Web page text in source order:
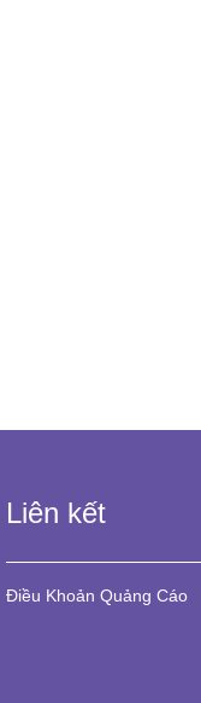
Liên kết
Điều Khoản Quảng Cáo